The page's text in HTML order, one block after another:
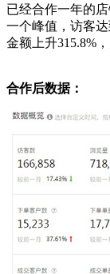
已经合作一年的
一个峰值，访客
金额上升315.8%
合作后数据：